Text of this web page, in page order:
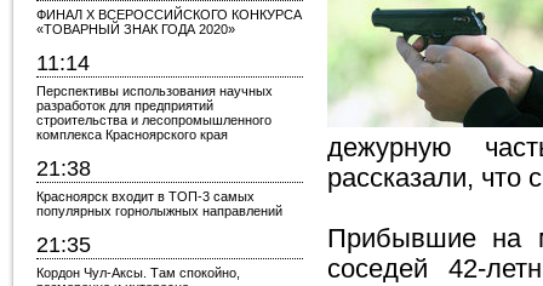
ФИНАЛ X ВСЕРОССИЙСКОГО КОНКУРСА
«ТОВАРНЫЙ ЗНАК ГОДА 2020»
11:14
Перспективы использования научных
разработок для предприятий
строительства и лесопромышленного
комплекса Красноярского края
21:38
Красноярск входит в ТОП-3 самых
популярных горнолыжных направлений
21:35
Кордон Чул-Аксы. Там спокойно,
дежурную
рассказали,
Прибывшие на
соседей 42-